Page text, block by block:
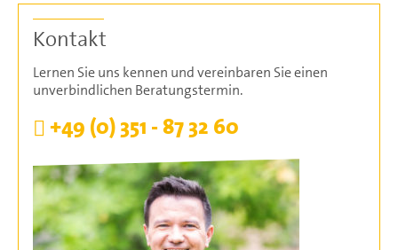
Kontakt
Lernen Sie uns kennen und vereinbaren Sie einen
unverbindlichen Beratungstermin.
+49 (0) 351 - 87 32 60